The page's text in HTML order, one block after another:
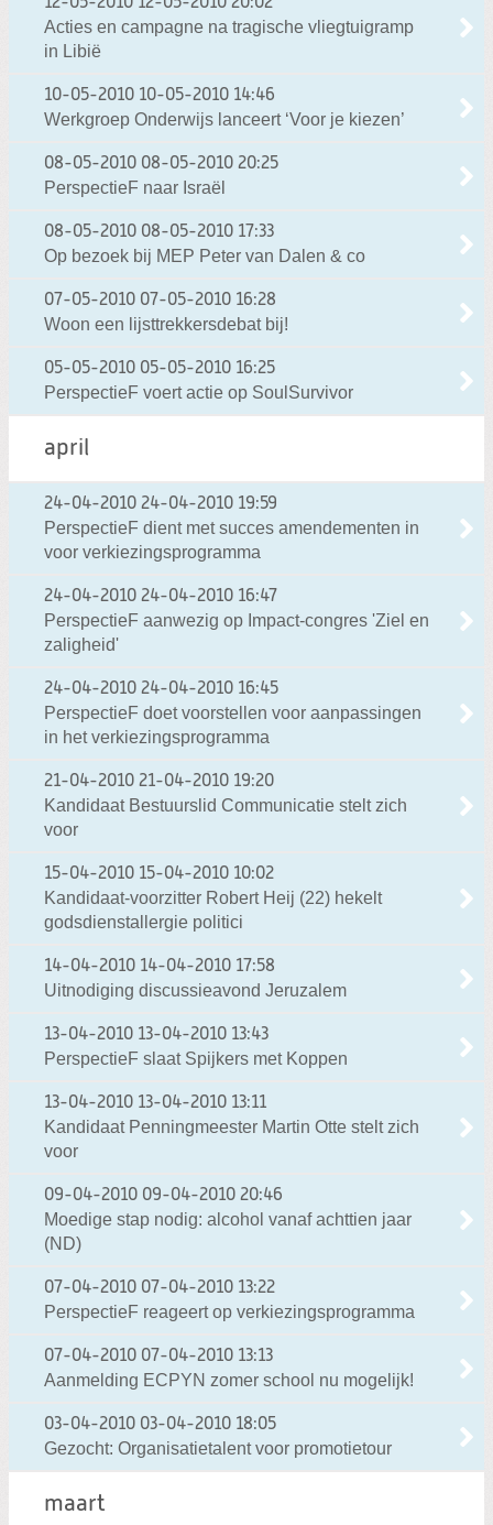
12-05-2010 12-05-2010 20:02
Acties en campagne na tragische vliegtuigramp
in Libië
10-05-2010 10-05-2010 14:46
Werkgroep Onderwijs lanceert ‘Voor je kiezen’
08-05-2010 08-05-2010 20:25
PerspectieF naar Israël
08-05-2010 08-05-2010 17:33
Op bezoek bij MEP Peter van Dalen & co
07-05-2010 07-05-2010 16:28
Woon een lijsttrekkersdebat bij!
05-05-2010 05-05-2010 16:25
PerspectieF voert actie op SoulSurvivor
april
24-04-2010 24-04-2010 19:59
PerspectieF dient met succes amendementen in
voor verkiezingsprogramma
24-04-2010 24-04-2010 16:47
PerspectieF aanwezig op Impact-congres 'Ziel en
zaligheid'
24-04-2010 24-04-2010 16:45
PerspectieF doet voorstellen voor aanpassingen
in het verkiezingsprogramma
21-04-2010 21-04-2010 19:20
Kandidaat Bestuurslid Communicatie stelt zich
voor
15-04-2010 15-04-2010 10:02
Kandidaat-voorzitter Robert Heij (22) hekelt
godsdienstallergie politici
14-04-2010 14-04-2010 17:58
Uitnodiging discussieavond Jeruzalem
13-04-2010 13-04-2010 13:43
PerspectieF slaat Spijkers met Koppen
13-04-2010 13-04-2010 13:11
Kandidaat Penningmeester Martin Otte stelt zich
voor
09-04-2010 09-04-2010 20:46
Moedige stap nodig: alcohol vanaf achttien jaar
(ND)
07-04-2010 07-04-2010 13:22
PerspectieF reageert op verkiezingsprogramma
07-04-2010 07-04-2010 13:13
Aanmelding ECPYN zomer school nu mogelijk!
03-04-2010 03-04-2010 18:05
Gezocht: Organisatietalent voor promotietour
maart